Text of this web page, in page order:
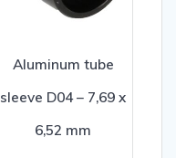
Aluminum tube
sleeve D04 – 7,69 x
6,52 mm